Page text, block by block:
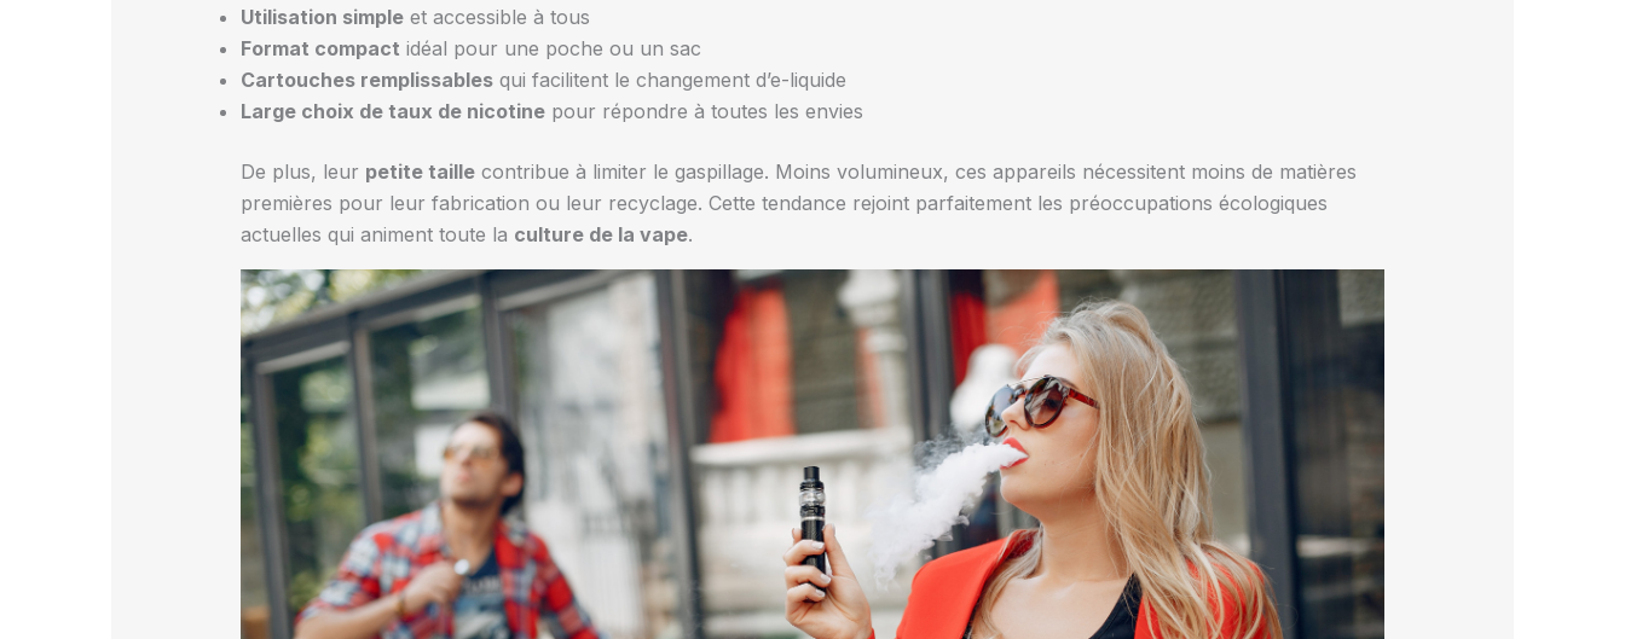
Utilisation simpleet accessible à tous
Format compact idéal pour une poche ou un sac
Cartouches remplissablesqui facilitent le changement d’e-liquide
Large choix de taux de nicotinepour répondre à toutes les envies
De plus, leur petite taillecontribue à limiter le gaspillage. Moins volumineux, ces appareils nécessitent moins de matières
premières pour leur fabrication ou leur recyclage. Cette tendance rejoint parfaitement les préoccupations écologiques
actuelles qui animent toute la culture de la vape.